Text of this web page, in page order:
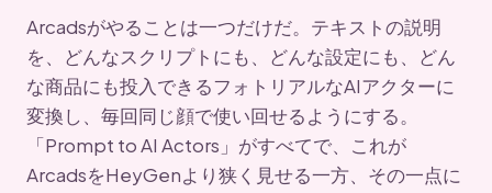
Arcadsがやることは一つだけだ。テキストの説明
を、どんなスクリプトにも、どんな設定にも、どん
な商品にも投入できるフォトリアルなAIアクターに
変換し、毎回同じ顔で使い回せるようにする。
「Prompt to AI Actors」がすべてで、これが
ArcadsをHeyGenより狭く見せる一方、その一点に